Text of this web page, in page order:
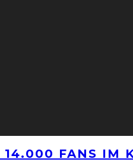
FANS IM